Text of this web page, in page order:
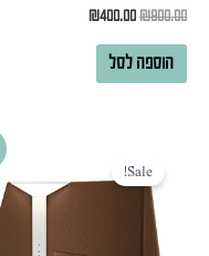
₪800.00
₪400.00
הוספה לסל
Sale!
המקורי
היה:
הוא: